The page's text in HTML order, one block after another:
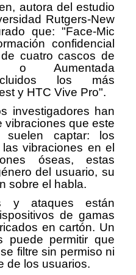
autora del estudio
Rutgers-New
que: "Face-Mic
confidencial
cuatro cascos de
o Aumentada
los más
y HTC Vive Pro".
investigadores han
vibraciones que este
suelen captar: los
vibraciones en el
óseas, estas
del usuario, su
sobre el habla.
y ataques están
de gamas
en cartón. Un
puede permitir que
filtre sin permiso ni
de los usuarios.